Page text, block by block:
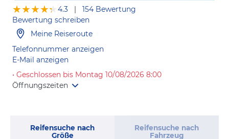
★★★★★
★★★★★4.3 |154 Bewertung
Bewertung schreiben
Meine Reiseroute
Telefonnummer anzeigen
E-Mail anzeigen
• Geschlossen bis Montag 10/08/2026 8:00
Öffnungszeiten
Reifensuche nach
Größe
Reifensuche nach
Fahrzeug